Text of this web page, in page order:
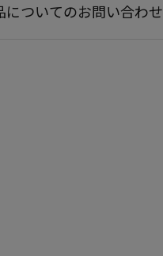
についてのお問い合わせ